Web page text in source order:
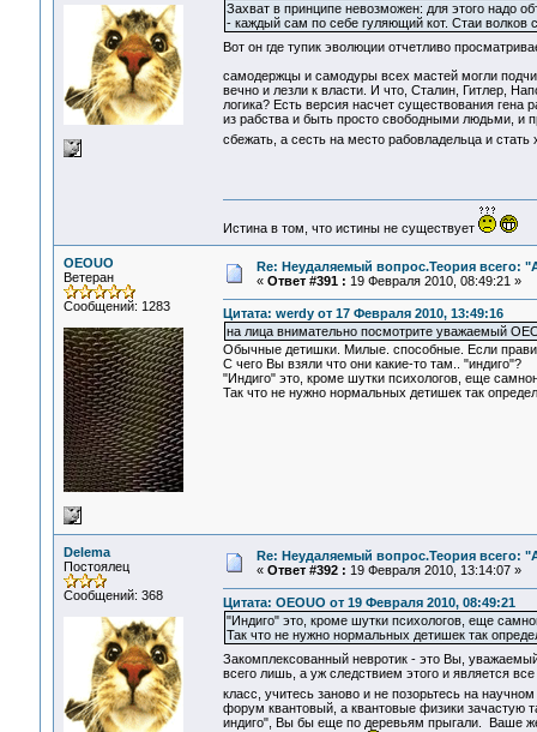
Захват в принципе невозможен: для этого надо
- каждый сам по себе гуляющий кот. Стаи волков
Вот он где тупик эволюции отчетливо
самодержцы и самодуры всех мастей могли
вечно и лезли к власти. И что, Сталин, Гитлер,
логика? Есть версия насчет существования гена
из рабства и быть просто свободными людьми, и
сбежать, а сесть на место рабовладельца и
Истина в том, что истины не существует
OEOUO
Ветеран
Сообщений: 1283
Re: Неудаляемый вопрос.Теория всего:
« Ответ #391 : 19 Февраля 2010, 08:49:21 »
Цитата: werdy от 17 Февраля 2010, 13:49:16
на лица внимательно посмотрите уважаемый
Обычные детишки. Милые. способные. Если
С чего Вы взяли что они какие-то там.. "индиго"?
"Индиго" это, кроме шутки психологов, еще
Так что не нужно нормальных детишек так
Delema
Постоялец
Сообщений: 368
Re: Неудаляемый вопрос.Теория всего:
« Ответ #392 : 19 Февраля 2010, 13:14:07 »
Цитата: OEOUO от 19 Февраля 2010, 08:49:21
"Индиго" это, кроме шутки психологов, еще
Так что не нужно нормальных детишек так
Закомплексованный невротик - это Вы,
всего лишь, а уж следствием этого и является
класс, учитесь заново и не позорьтесь на
форум квантовый, а квантовые физики зачастую
индиго", Вы бы еще по деревьям прыгали. Ваше